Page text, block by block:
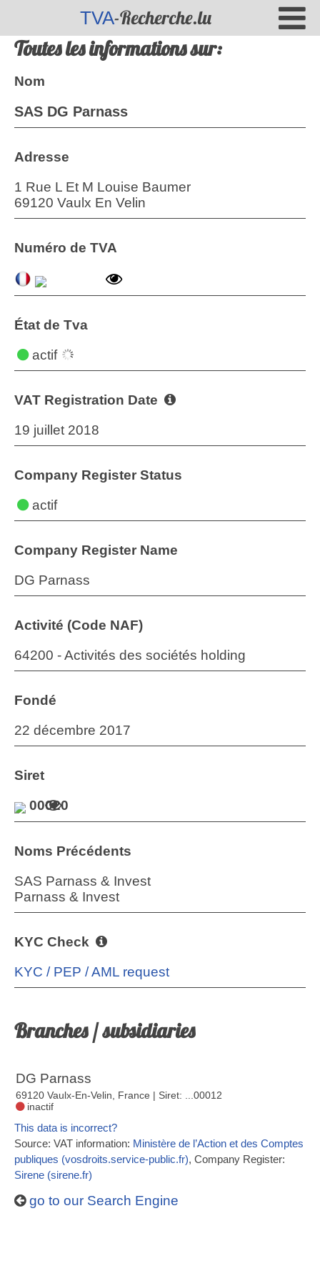
TVA-Recherche.lu
Toutes les informations sur:
Nom
SAS DG Parnass
Adresse
1 Rue L Et M Louise Baumer
69120 Vaulx En Velin
Numéro de TVA
État de Tva
actif
VAT Registration Date
19 juillet 2018
Company Register Status
actif
Company Register Name
DG Parnass
Activité (Code NAF)
64200 - Activités des sociétés holding
Fondé
22 décembre 2017
Siret
00020
Noms Précédents
SAS Parnass & Invest
Parnass & Invest
KYC Check
KYC / PEP / AML request
Branches / subsidiaries
DG Parnass
69120 Vaulx-En-Velin, France | Siret: ...00012
inactif
This data is incorrect?
Source: VAT information: Ministère de l’Action et des Comptes
publiques (vosdroits.service-public.fr), Company Register:
Sirene (sirene.fr)
go to our Search Engine